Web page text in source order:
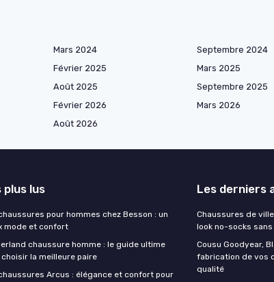
Mars 2024 Septembre 2024
Février 2025 Mars 2025
Août 2025 Septembre 2025
Février 2026 Mars 2026
Août 2026
plus lus
pour hommes chez Besson : un
mode et confort
chaussure homme : le guide ultime
la meilleure paire
Arcus : élégance et confort pour
Les derniers
Chaussures de
look no-socks
Cousu Goodyear,
fabrication de vos
qualité